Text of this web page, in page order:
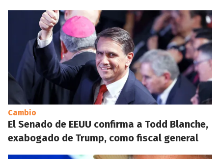
Cambio
El Senado de EEUU confirma a Todd Blanche,
exabogado de Trump, como fiscal general